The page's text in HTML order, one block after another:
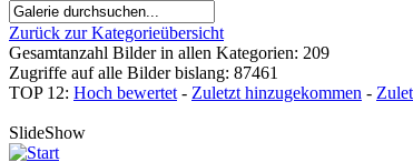
Zurück zur Kategorieübersicht
Gesamtanzahl Bilder in allen Kategorien: 209
Zugriffe auf alle Bilder bislang: 87461
TOP 12: Hoch bewertet - Zuletzt hinzugekommen -
SlideShow